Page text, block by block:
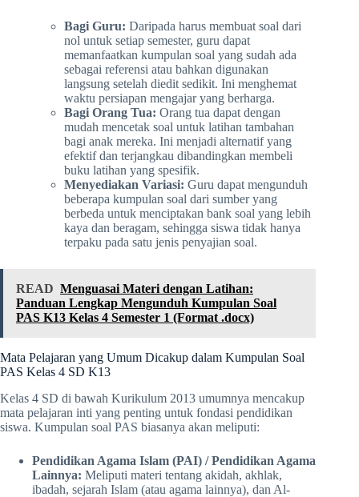
Bagi Guru: Daripada harus membuat soal dari
nol untuk setiap semester, guru dapat
memanfaatkan kumpulan soal yang sudah ada
sebagai referensi atau bahkan digunakan
langsung setelah diedit sedikit. Ini menghemat
waktu persiapan mengajar yang berharga.
Bagi Orang Tua: Orang tua dapat dengan
mudah mencetak soal untuk latihan tambahan
bagi anak mereka. Ini menjadi alternatif yang
efektif dan terjangkau dibandingkan membeli
buku latihan yang spesifik.
Menyediakan Variasi: Guru dapat mengunduh
beberapa kumpulan soal dari sumber yang
berbeda untuk menciptakan bank soal yang lebih
kaya dan beragam, sehingga siswa tidak hanya
terpaku pada satu jenis penyajian soal.
READ Menguasai Materi dengan Latihan:
Panduan Lengkap Mengunduh Kumpulan Soal
PAS K13 Kelas 4 Semester 1 (Format .docx)
Mata Pelajaran yang Umum Dicakup dalam Kumpulan Soal
PAS Kelas 4 SD K13
Kelas 4 SD di bawah Kurikulum 2013 umumnya mencakup
mata pelajaran inti yang penting untuk fondasi pendidikan
siswa. Kumpulan soal PAS biasanya akan meliputi:
Pendidikan Agama Islam (PAI) / Pendidikan Agama
Lainnya: Meliputi materi tentang akidah, akhlak,
ibadah, sejarah Islam (atau agama lainnya), dan Al-